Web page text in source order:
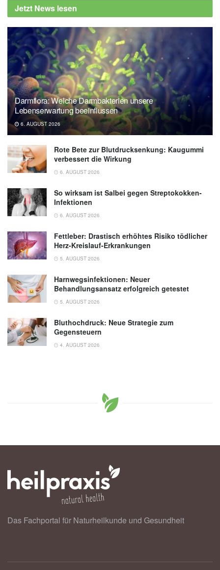
Jetzt News lesen
Darmflora: Welche Darmbakterien unsere
Lebenserwartung beeinflussen
6. AUGUST 2026
Rote Bete zur Blutdrucksenkung: Kaugummi
verbessert die Wirkung
6. AUGUST 2026
So wirksam ist Salbei gegen Streptokokken-
Infektionen
6. AUGUST 2026
Fettleber: Drastisch erhöhtes Risiko tödlicher
Herz-Kreislauf-Erkrankungen
5. AUGUST 2026
Harnwegsinfektionen: Neuer
Behandlungsansatz erfolgreich getestet
5. AUGUST 2026
Bluthochdruck: Neue Strategie zum
Gegensteuern
4. AUGUST 2026
Das Fachportal für Naturheilkunde und Gesundheit